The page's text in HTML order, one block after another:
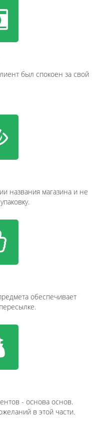
был спокоен за свой
названия магазина и не
обеспечивает
- основа основ.
в этой части.